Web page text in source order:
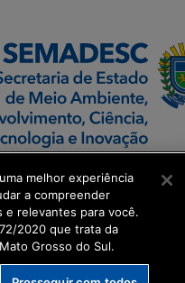
melhor experiência
a compreender
e relevantes para você.
2020 que trata da
Grosso do Sul.